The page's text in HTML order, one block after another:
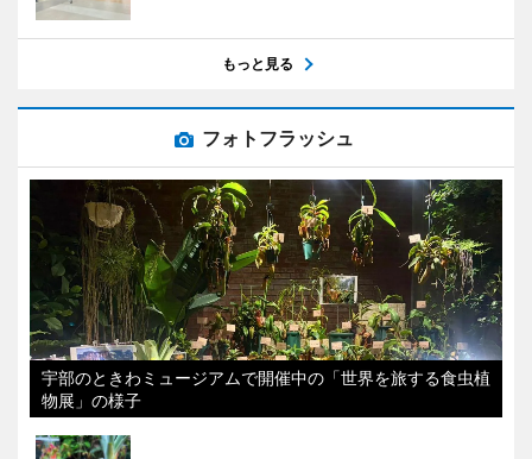
もっと見る
フォトフラッシュ
宇部のときわミュージアムで開催中の「世界を旅する食虫植
物展」の様子